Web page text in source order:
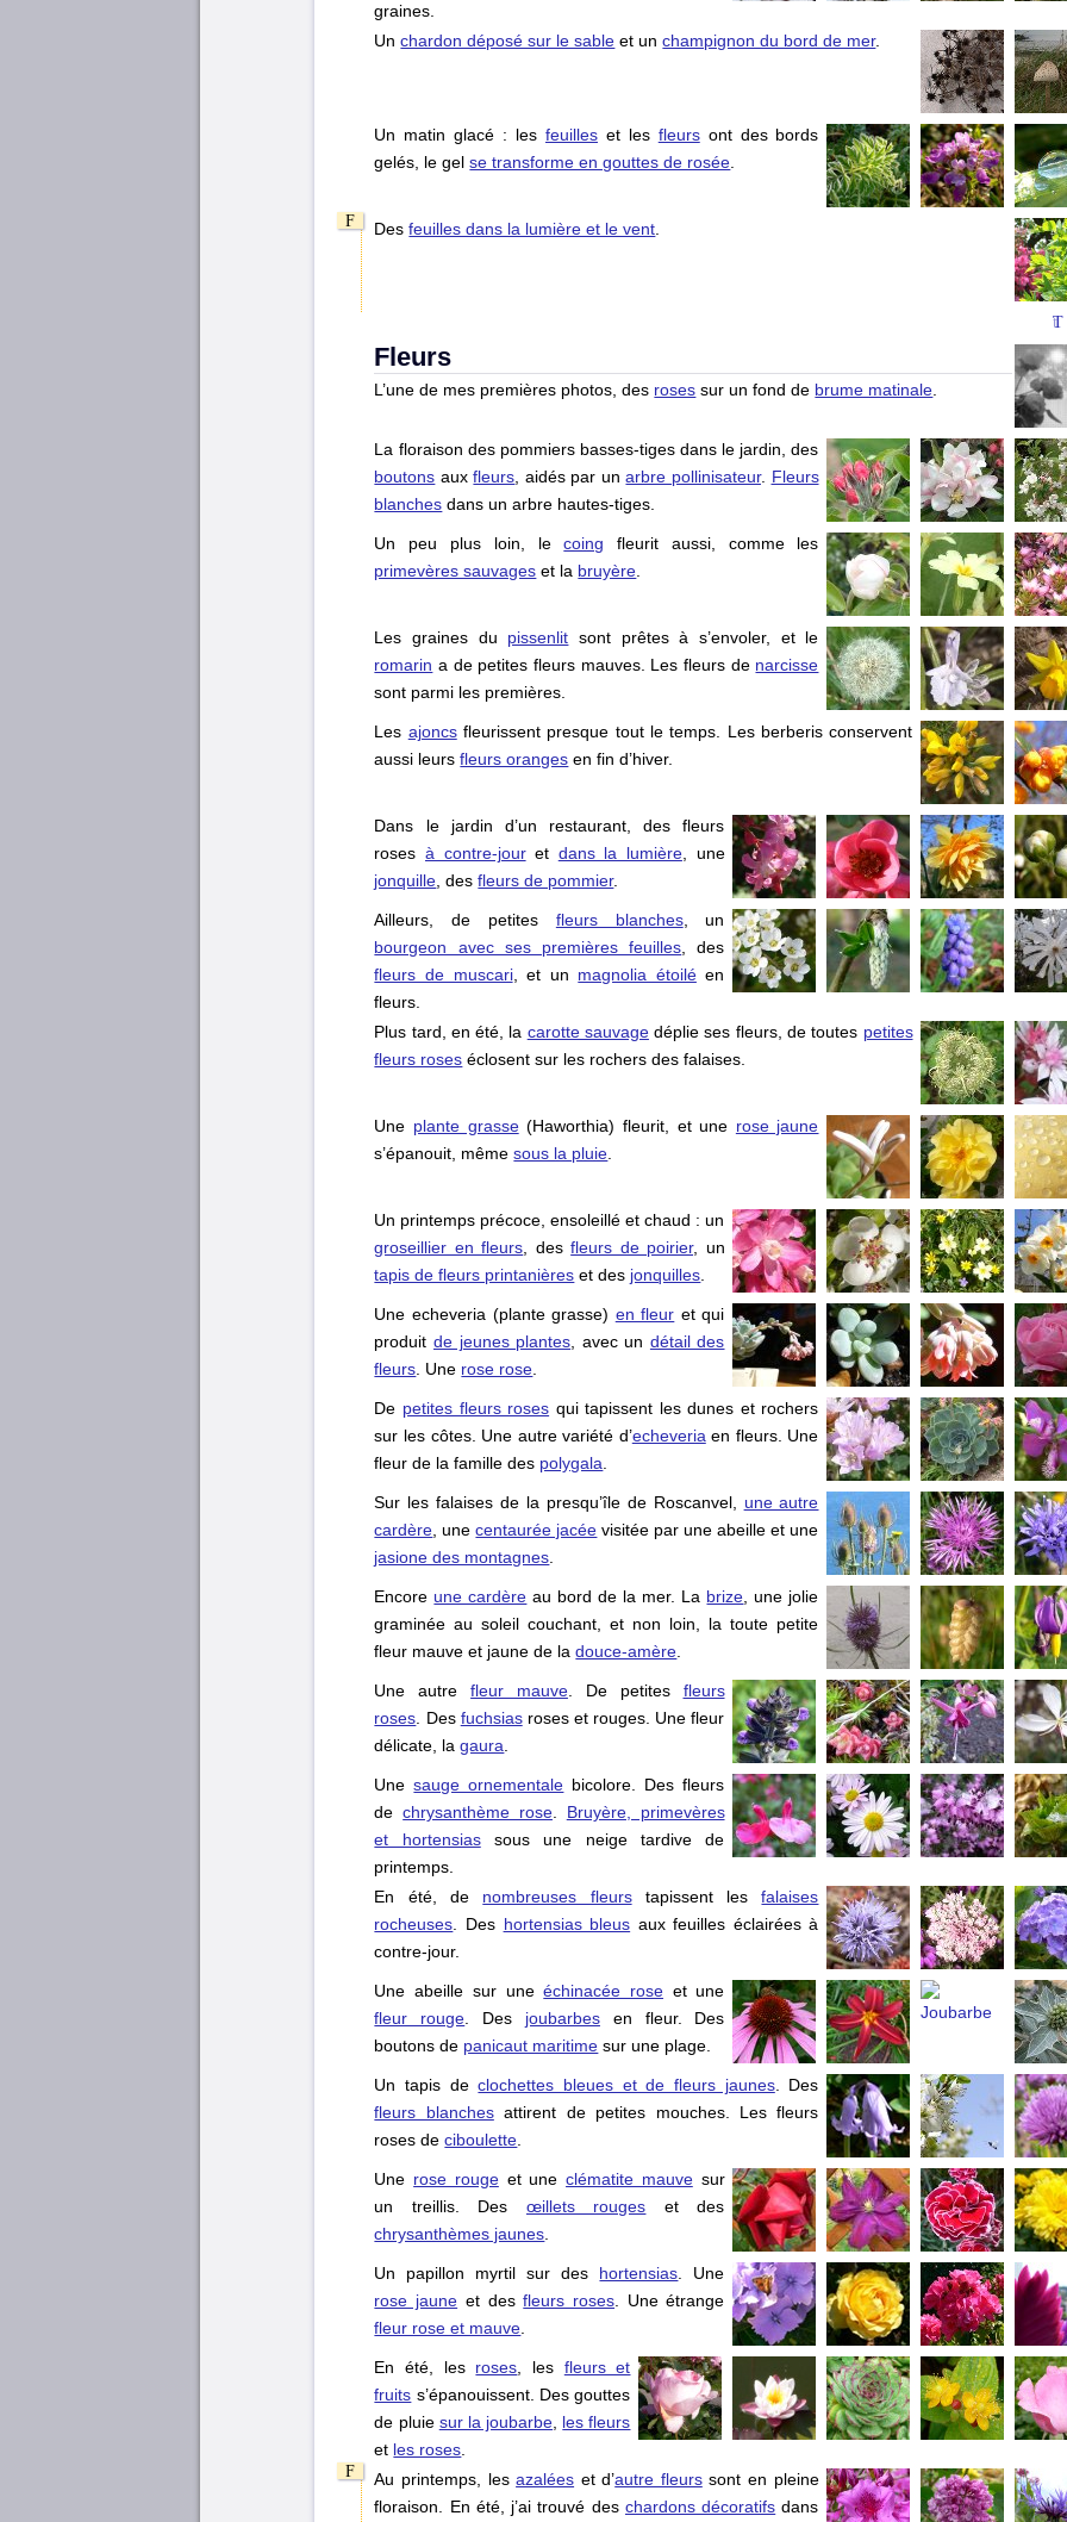
graines.
Unchardon déposé sur le sable et unchampignon du bord de mer.
Un matin glacé : les feuilleset les fleursont des bords
gelés, le gelse transforme en gouttes de rosée
Desfeuilles dans la lumière et le vent
Fleurs
L’une de mes premières photos, des roses sur un fond de brume matinale
La floraison des pommiers basses-tiges dans le jardin, des
boutons auxfleurs , aidés par unarbre pollinisateur. Fleurs
blanches dans un arbre hautes-tiges.
Un peu plus loin, lecoing fleurit aussi, comme les
primevères sauvages et la bruyère
Les graines du pissenlit sont prêtes à s’envoler, et le
romarin a de petites fleurs mauves. Les fleurs de narcisse
sont parmi les premières.
Les ajoncsfleurissent presque tout le temps. Les berberis conservent
aussi leursfleurs oranges en fin d’hiver.
Dans le jardin d’un restaurant, des fleurs
roses à contre-jouret dans la lumière, une
jonquille , desfleurs de pommier.
Ailleurs, de petites fleurs blanches, un
bourgeon avec ses premières feuilles , des
fleurs de muscari, et un magnolia étoiléen
fleurs.
Plus tard, en été, la carotte sauvagedéplie ses fleurs, de toutes petites
fleurs roses éclosent sur les rochers des falaises.
Une plante grasse(Haworthia) fleurit, et une rose jaune
s’épanouit, mêmesous la pluie
Un printemps précoce, ensoleillé et chaud : un
groseillier en fleurs , desfleurs de poirier, un
tapis de fleurs printanières et des jonquilles
Une echeveria (plante grasse) en fleur et qui
produit de jeunes plantes , avec un détail des
fleurs . Une rose rose
De petites fleurs roses qui tapissent les dunes et rochers
sur les côtes. Une autre variété d’echeveria en fleurs. Une
fleur de la famille des polygala
Sur les falaises de la presqu’île de Roscanvel, une autre
cardère , unecentaurée jacée visitée par une abeille et une
jasione des montagnes
Encore une cardère au bord de la mer. La brize , une jolie
graminée au soleil couchant, et non loin, la toute petite
fleur mauve et jaune de ladouce-amère
Une autrefleur mauve. De petites fleurs
roses . Des fuchsiasroses et rouges. Une fleur
délicate, lagaura
Unesauge ornementale bicolore. Des fleurs
dechrysanthème rose. Bruyère, primevères
et hortensiassous une neige tardive de
printemps.
En été, de nombreuses fleurstapissent lesfalaises
rocheuses . Des hortensias bleus aux feuilles éclairées à
contre-jour.
Une abeille sur uneéchinacée rose et une
fleur rouge . Des joubarbesen fleur. Des
boutons de panicaut maritime sur une plage.
Un tapis declochettes bleues et de fleurs jaunes. Des
fleurs blanchesattirent de petites mouches. Les fleurs
roses deciboulette
Une rose rougeet uneclématite mauvesur
un treillis. Des œillets rouges et des
chrysanthèmes jaunes
Un papillon myrtil sur des hortensias . Une
rose jaune et desfleurs roses . Une étrange
fleur rose et mauve
En été, les roses , les fleurs et
fruits s’épanouissent. Des gouttes
de pluie sur la joubarbe les fleurs
et les roses
Au printemps, lesazalées et d’autre fleurssont en pleine
floraison. En été, j’ai trouvé des chardons décoratifs dans